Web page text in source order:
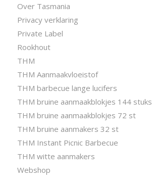
Over Tasmania
Privacy verklaring
Private Label
Rookhout
THM
THM Aanmaakvloeistof
THM barbecue lange lucifers
THM bruine aanmaakblokjes 144 stuks
THM bruine aanmaakblokjes 72 st
THM bruine aanmakers 32 st
THM Instant Picnic Barbecue
THM witte aanmakers
Webshop